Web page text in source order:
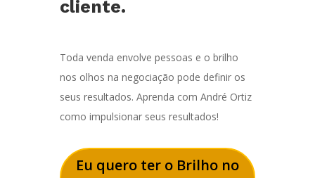
cliente.
Toda venda envolve pessoas e o brilho
nos olhos na negociação pode definir os
seus resultados. Aprenda com André Ortiz
como impulsionar seus resultados!
Eu quero ter o Brilho no